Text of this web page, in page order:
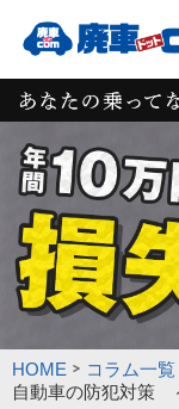
HOME
コラム一覧
自動車の防犯対策